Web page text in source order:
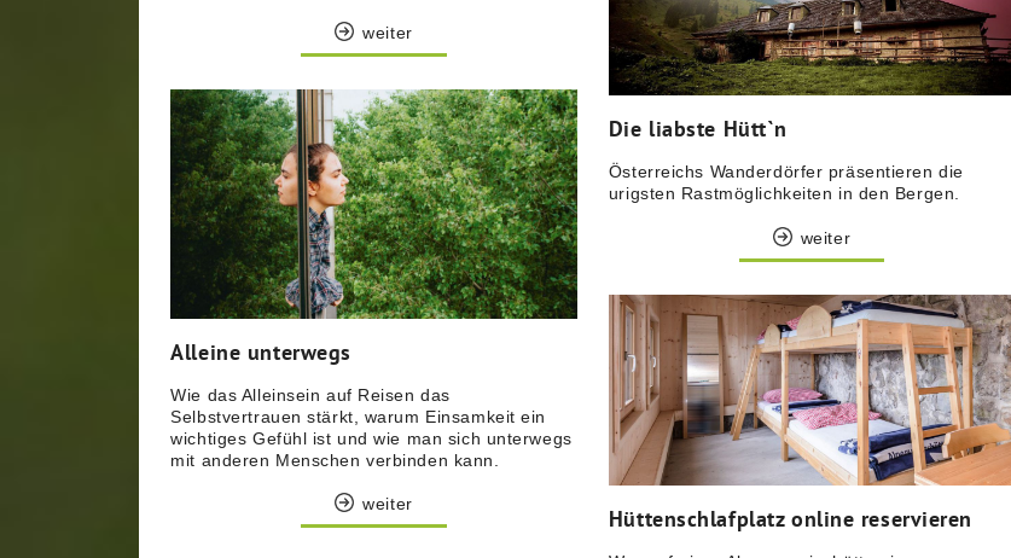
weiter
Alleine unterwegs
Wie das Alleinsein auf Reisen das
Selbstvertrauen stärkt, warum Einsamkeit ein
wichtiges Gefühl ist und wie man sich unterwegs
mit anderen Menschen verbinden kann.
weiter
Die liabste Hütt`n
Österreichs Wanderdörfer präsentieren die
urigsten Rastmöglichkeiten in den Bergen.
weiter
Hüttenschlafplatz online reservieren